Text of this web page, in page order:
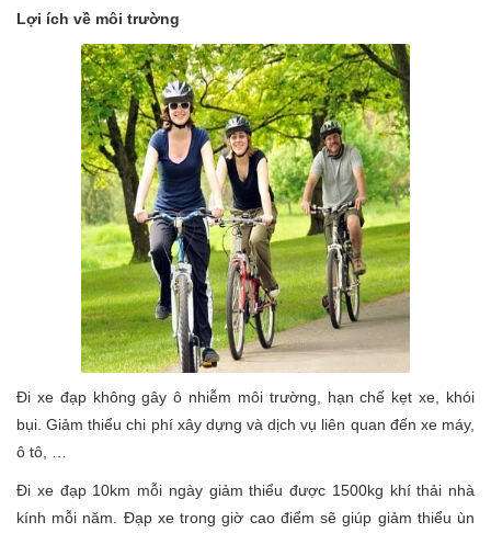
Lợi ích về môi trường
Đi xe đạp không gây ô nhiễm môi trường, hạn chế kẹt xe, khói
bụi. Giảm thiểu chi phí xây dựng và dịch vụ liên quan đến xe máy,
ô tô, …
Đi xe đạp 10km mỗi ngày giảm thiểu được 1500kg khí thải nhà
kính mỗi năm. Đạp xe trong giờ cao điểm sẽ giúp giảm thiểu ùn